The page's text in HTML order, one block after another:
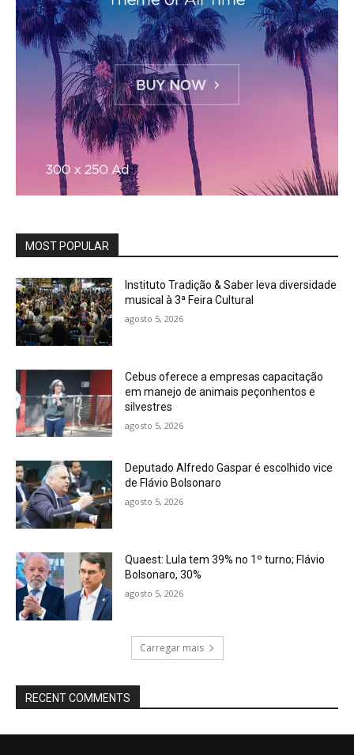
MOST POPULAR
Instituto Tradição & Saber leva diversidade
musical à 3ª Feira Cultural
agosto 5, 2026
Cebus oferece a empresas capacitação
em manejo de animais peçonhentos e
silvestres
agosto 5, 2026
Deputado Alfredo Gaspar é escolhido vice
de Flávio Bolsonaro
agosto 5, 2026
Quaest: Lula tem 39% no 1º turno; Flávio
Bolsonaro, 30%
agosto 5, 2026
Carregar mais
RECENT COMMENTS